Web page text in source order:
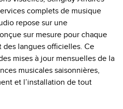
complets de musique
repose sur une
sur mesure pour chaque
des langues officielles. Ce
mises à jour mensuelles de la
musicales saisonnières,
et l’installation de tout